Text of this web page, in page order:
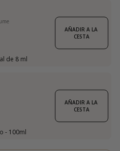
de 8 ml
AÑADIR A LA
CESTA
- 100ml
AÑADIR A LA
CESTA